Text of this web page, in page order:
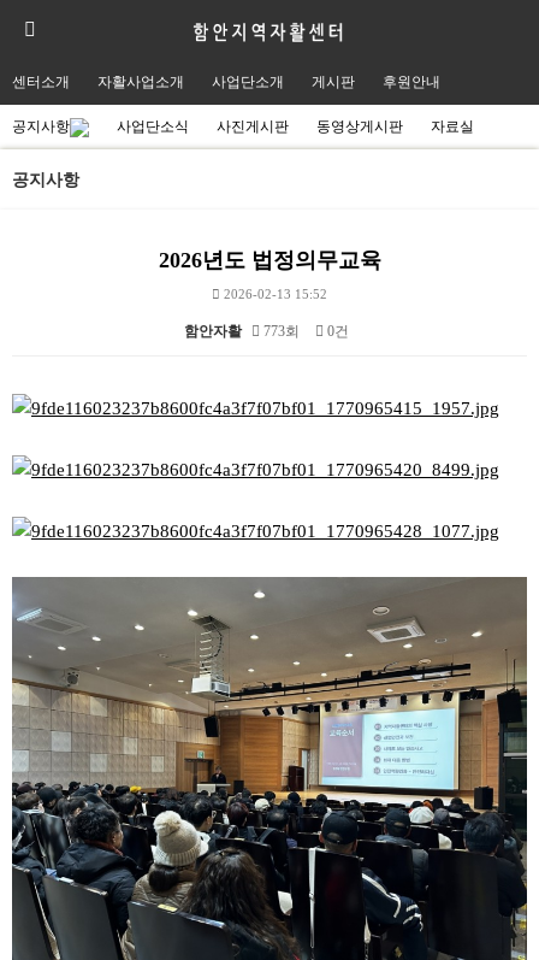
센터소개 자활사업소개 사업단소개 게시판 후원안내
공지사항 사업단소식 사진게시판 동영상게시판 자료실
공지사항
2026년도 법정의무교육
2026-02-13 15:52
함안자활 773회 0건
본문